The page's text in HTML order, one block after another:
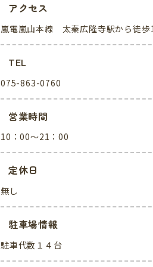
アクセス
嵐電嵐山本線 太秦広隆寺駅から徒歩
TEL
075-863-0760
営業時間
10：00～21：00
定休日
無し
駐車場情報
駐車代数１４台